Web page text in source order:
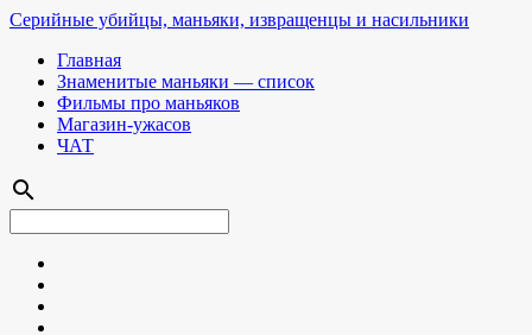
Серийные убийцы, маньяки, извращенцы и насильники
Главная
Знаменитые маньяки — список
Фильмы про маньяков
Магазин-ужасов
ЧАТ
search